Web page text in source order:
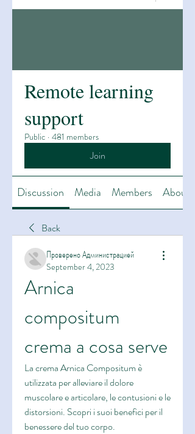
Remote learning
support
Public · 481 members
Join
Discussion Media Members About
Back
Проверено Администрацией
September 4, 2023
Arnica
compositum
crema a cosa serve
La crema Arnica Compositum è
utilizzata per alleviare il dolore
muscolare e articolare, le contusioni e le
distorsioni. Scopri i suoi benefici per il
benessere del tuo corpo.